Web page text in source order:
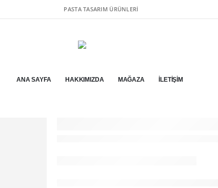
PASTA TASARIM ÜRÜNLERI
ANA SAYFA HAKKIMIZDA MAĞAZA İLETIŞIM